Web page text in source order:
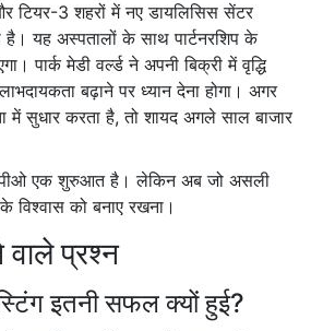
टियर-3 शहरों में नए डायलिसिस सेंटर
है। यह अस्पतालों के साथ पार्टनरशिप के
पार्क मेडी वर्ल्ड ने अपनी बिक्री में वृद्धि
बढ़ाने पर ध्यान देना होगा। अगर
में सुधार करता है, तो शायद अगले साल बाजार
एक शुरुआत है। लेकिन अब जो असली
विश्वास को बनाए रखना।
प्रश्न
इतनी सफल क्यों हुई?